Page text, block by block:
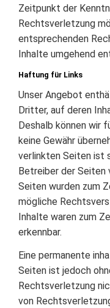
Zeitpunkt der
Rechtsverletzung
entsprechenden
Inhalte umgehend
Haftung für Links
Unser Angebot
Dritter, auf deren
Deshalb können wir
keine Gewähr
verlinkten Seiten ist
Betreiber der Seiten
Seiten wurden zum
mögliche
Inhalte waren zum
erkennbar.
Eine permanente
Seiten ist jedoch
Rechtsverletzung
von